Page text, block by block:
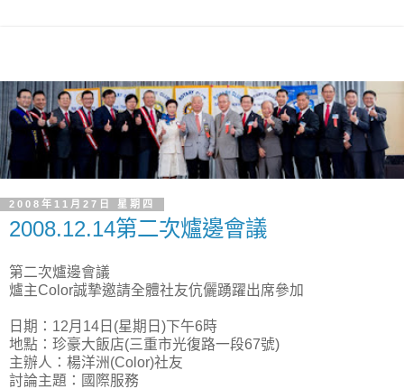
2008年11月27日 星期四
2008.12.14第二次爐邊會議
第二次爐邊會議
爐主Color誠摯邀請全體社友伉儷踴躍出席參加
日期：12月14日(星期日)下午6時
地點：珍豪大飯店(三重市光復路一段67號)
主辦人：楊洋洲(Color)社友
討論主題：國際服務